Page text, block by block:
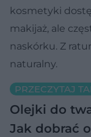
kosmetyki
makijaż, ale
naskórku. Z
naturalny.
PRZECZYTAJ
Olejki do
Jak dobrać